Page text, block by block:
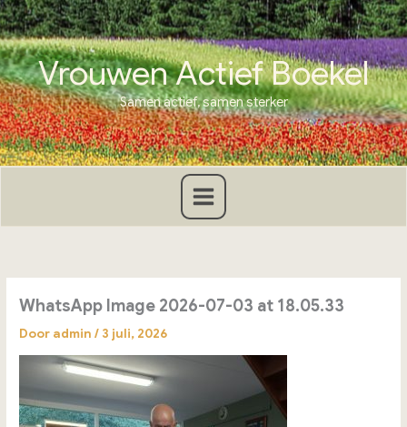
Ga
naar
de
inhoudVrouwen Actief Boekel
Samen actief, samen sterker
WhatsApp Image 2026-07-03 at 18.05.33
Door admin/ 3 juli, 2026